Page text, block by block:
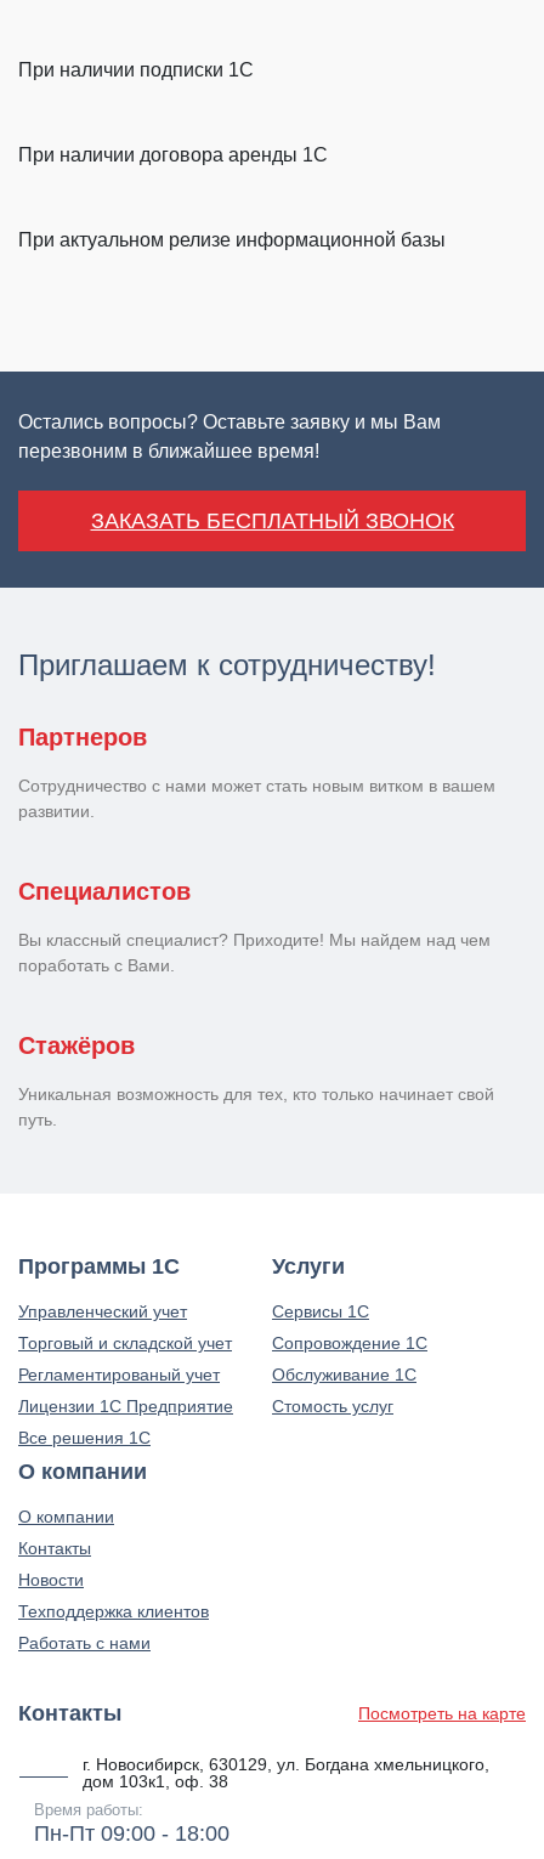
При наличии подписки 1С
При наличии договора аренды 1С
При актуальном релизе информационной базы
Остались вопросы? Оставьте заявку и мы Вам
перезвоним в ближайшее время!
ЗАКАЗАТЬ БЕСПЛАТНЫЙ ЗВОНОК
Приглашаем к сотрудничеству!
Партнеров
Сотрудничество с нами может стать новым витком в вашем
развитии.
Специалистов
Вы классный специалист? Приходите! Мы найдем над чем
поработать с Вами.
Стажёров
Уникальная возможность для тех, кто только начинает свой
путь.
Программы 1С
Управленческий учет
Торговый и складской учет
Регламентированый учет
Лицензии 1С Предприятие
Все решения 1С
Услуги
Сервисы 1С
Сопровождение 1С
Обслуживание 1С
Стомость услуг
О компании
О компании
Контакты
Новости
Техподдержка клиентов
Работать с нами
Контакты
г. Новосибирск, 630129, ул. Богдана хмельницкого,
дом 103к1, оф. 38
Время работы:
Пн-Пт 09:00 - 18:00
Посмотреть на карте